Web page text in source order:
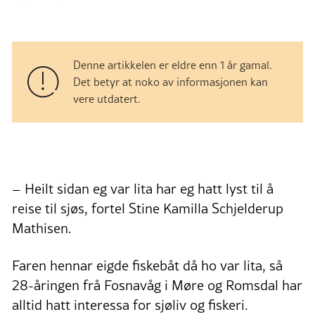
Denne artikkelen er eldre enn 1 år gamal.
Det betyr at noko av informasjonen kan
vere utdatert.
– Heilt sidan eg var lita har eg hatt lyst til å
reise til sjøs, fortel Stine Kamilla Schjelderup
Mathisen.
Faren hennar eigde fiskebåt då ho var lita, så
28-åringen frå Fosnavåg i Møre og Romsdal har
alltid hatt interessa for sjøliv og fiskeri.